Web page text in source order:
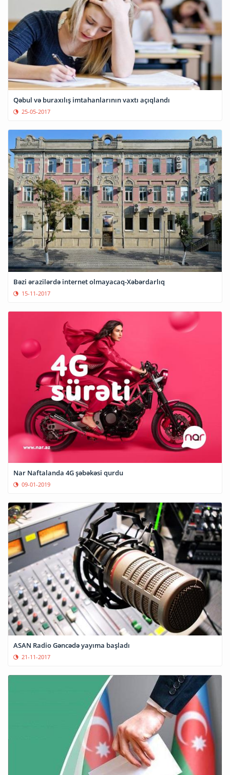
Qəbul və buraxılış imtahanlarının vaxtı açıqlandı
25-05-2017
Bəzi ərazilərdə internet olmayacaq-Xəbərdarlıq
15-11-2017
Nar Naftalanda 4G şəbəkəsi qurdu
09-01-2019
ASAN Radio Gəncədə yayıma başladı
21-11-2017